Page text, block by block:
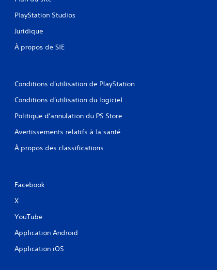
PlayStation Studios
Juridique
À propos de SIE
Conditions d'utilisation de PlayStation
Conditions d'utilisation du logiciel
Politique d'annulation du PS Store
Avertissements relatifs à la santé
À propos des classifications
Facebook
X
YouTube
Application Android
Application iOS